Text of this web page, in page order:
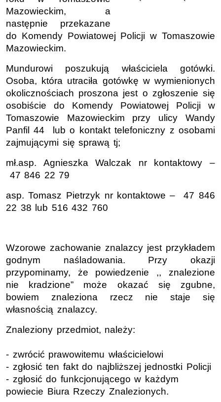
Mazowieckim, a
następnie przekazane
do Komendy Powiatowej Policji w Tomaszowie
Mazowieckim.
Mundurowi poszukują właściciela gotówki.
Osoba, która utraciła gotówkę w wymienionych
okolicznościach proszona jest o zgłoszenie się
osobiście do Komendy Powiatowej Policji w
Tomaszowie Mazowieckim przy ulicy Wandy
Panfil 44 lub o kontakt telefoniczny z osobami
zajmującymi się sprawą tj;
mł.asp. Agnieszka Walczak nrkontaktowy –
47 846 22 79
asp. Tomasz Pietrzyk nrkontaktowe – 47 846
22 38 lub 516 432 760
Wzorowe zachowanie znalazcy jest przykładem
godnym naśladowania. Przy okazji
przypominamy, że powiedzenie ,, znalezione
nie kradzione” może okazać się zgubne,
bowiem znaleziona rzecz nie staje się
własnością znalazcy.
Znaleziony przedmiot, należy:
- zwrócić prawowitemu właścicielowi
- zgłosić ten fakt do najbliższej jednostki Policji
- zgłosić do funkcjonującego w każdym
powiecie Biura Rzeczy Znalezionych.